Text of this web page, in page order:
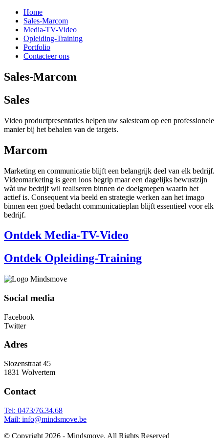
Home
Sales-Marcom
Media-TV-Video
Opleiding-Training
Portfolio
Contacteer ons
Sales-Marcom
Sales
Video productpresentaties helpen uw salesteam op een professionele
manier bij het behalen van de targets.
Marcom
Marketing en communicatie blijft een belangrijk deel van elk bedrijf.
Videomarketing is geen loos begrip maar een dagelijks bewustzijn
wàt uw bedrijf wil realiseren binnen de doelgroepen waarin het
actief is. Consequent via beeld en strategie werken aan het imago
binnen een goed bedacht communicatieplan blijft essentieel voor elk
bedrijf.
Ontdek Media-TV-Video
Ontdek Opleiding-Training
Social media
Facebook
Twitter
Adres
Slozenstraat 45
1831 Wolvertem
Contact
Tel: 0473/76.34.68
Mail: info@mindsmove.be
© Copyright 2026 - Mindsmove, All Rights Reserved